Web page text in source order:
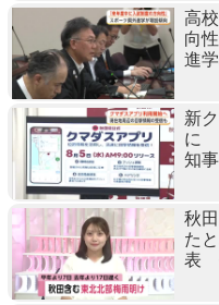
高
向
進
新
に
知
秋
た
表